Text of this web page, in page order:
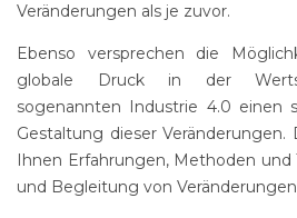
Veränderungen als je zuvor.
Ebenso versprechen die
globale Druck in der
sogenannten Industrie 4.0 einen
Gestaltung dieser
Ihnen Erfahrungen, Methoden
und Begleitung von